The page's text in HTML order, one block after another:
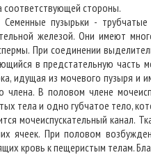
соответствующей стороны.
пузырьки - трубчатые
железой. Они имеют
При соединении
в предстательную часть
идущая из мочевого пузыря и
члена. В половом члене
тела и одно губчатое тело,
мочеиспускательный канал.
ячеек. При половом
кровь к пещеристым телам.